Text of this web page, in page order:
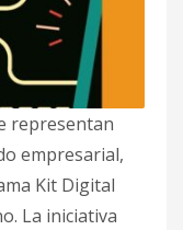
representan
empresarial,
Kit Digital
La iniciativa